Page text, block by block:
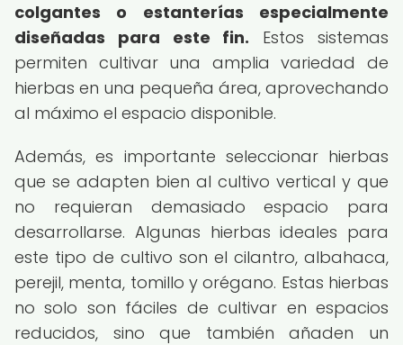
colgantes o estanterías especialmente
diseñadas para este fin. Estos sistemas
permiten cultivar una amplia variedad de
hierbas en una pequeña área, aprovechando
al máximo el espacio disponible.
Además, es importante seleccionar hierbas
que se adapten bien al cultivo vertical y que
no requieran demasiado espacio para
desarrollarse. Algunas hierbas ideales para
este tipo de cultivo son el cilantro, albahaca,
perejil, menta, tomillo y orégano. Estas hierbas
no solo son fáciles de cultivar en espacios
reducidos, sino que también añaden un